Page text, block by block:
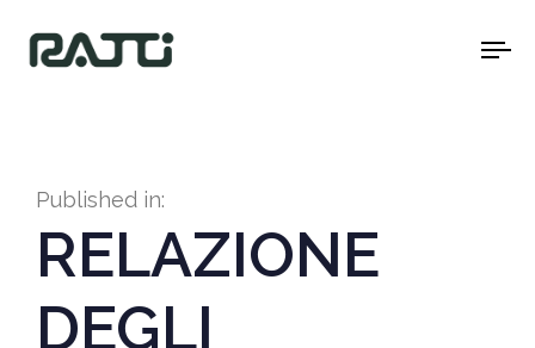
Published in:
RELAZIONE
DEGLI